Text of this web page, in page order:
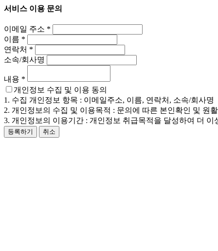
서비스 이용 문의
이메일 주소 *
이름 *
연락처 *
소속/회사명
내용 *
개인정보 수집 및 이용 동의
1. 수집 개인정보 항목 : 이메일주소, 이름, 연락처, 소속/회사명
2. 개인정보의 수집 및 이용목적 : 문의에 따른 본인확인 및 원
3. 개인정보의 이용기간 : 개인정보 취급목적을 달성하여 더
등록하기 취소